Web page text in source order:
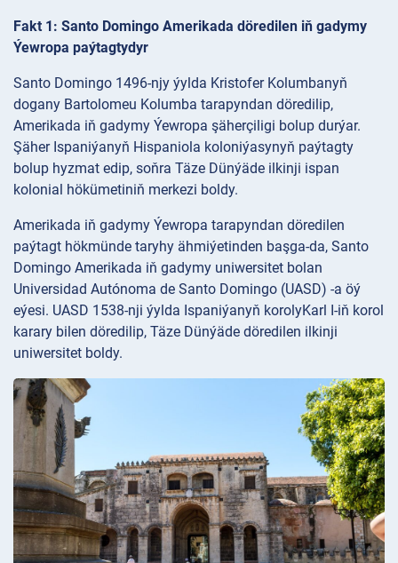
Fakt 1: Santo Domingo Amerikada döredilen iň gadymy
Ýewropa paýtagtydyr
Santo Domingo 1496-njy ýylda Kristofer Kolumbanyň
dogany Bartolomeu Kolumba tarapyndan döredilip,
Amerikada iň gadymy Ýewropa şäherçiligi bolup durýar.
Şäher Ispaniýanyň Hispaniola koloniýasynyň paýtagty
bolup hyzmat edip, soňra Täze Dünýäde ilkinji ispan
kolonial hökümetiniň merkezi boldy.
Amerikada iň gadymy Ýewropa tarapyndan döredilen
paýtagt hökmünde taryhy ähmiýetinden başga-da, Santo
Domingo Amerikada iň gadymy uniwersitet bolan
Universidad Autónoma de Santo Domingo (UASD) -a öý
eýesi. UASD 1538-nji ýylda Ispaniýanyň korolyKarl I-iň korol
karary bilen döredilip, Täze Dünýäde döredilen ilkinji
uniwersitet boldy.